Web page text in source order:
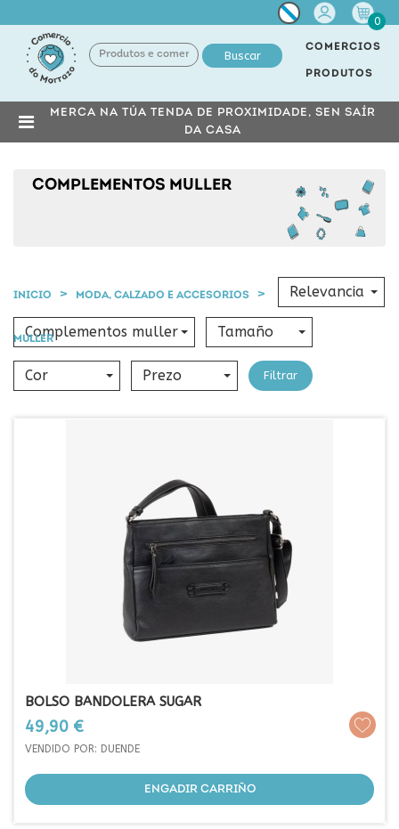
Miña
conta
0
Buscar
COMERCIOS
PRODUTOS
MERCA NA TÚA TENDA DE PROXIMIDADE, SEN SAÍR
DA CASA
COMPLEMENTOS MULLER
INICIO MODA, CALZADO E ACCESORIOS COMPLEMENTOS
MULLER
Complementos muller Tamaño
Cor Prezo
Relevancia
Filtrar
BOLSO BANDOLERA SUGAR
Prezo
49,90 €
VENDIDO POR: DUENDE
ENGADIR CARRIÑO